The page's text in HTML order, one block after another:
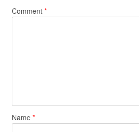
Comment *
Name *